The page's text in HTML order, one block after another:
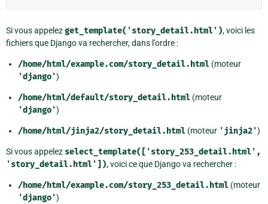
Si vous appelezget_template('story_detail.html'), voici les
fichiers que Django va rechercher, dans l’ordre :
/home/html/example.com/story_detail.html (moteur
'django')
/home/html/default/story_detail.html (moteur
'django')
/home/html/jinja2/story_detail.html (moteur 'jinja2')
Si vous appelez select_template(['story_253_detail.html',
'story_detail.html']), voici ce que Django va rechercher :
/home/html/example.com/story_253_detail.html (moteur
'django')